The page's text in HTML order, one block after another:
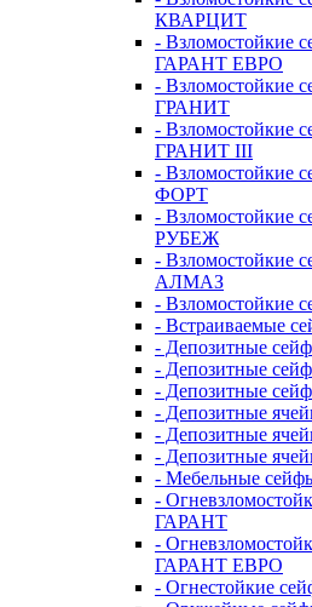
КВАРЦИТ
- Взломостойкие
ГАРАНТ ЕВРО
- Взломостойкие
ГРАНИТ
- Взломостойкие
ГРАНИТ III
- Взломостойкие
ФОРТ
- Взломостойкие
РУБЕЖ
- Взломостойкие
АЛМАЗ
- Взломостойкие
- Встраиваемые
- Депозитные
- Депозитные
- Депозитные
- Депозитные
- Депозитные
- Депозитные
- Мебельные
-
ГАРАНТ
-
ГАРАНТ ЕВРО
- Огнестойкие